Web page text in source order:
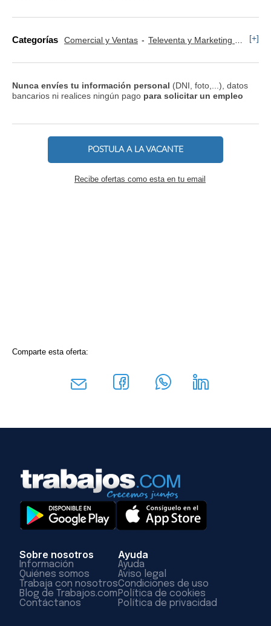
Categorías Comercial y Ventas Televenta y Marketing Telefónico [+]
Nunca envíes tu información personal (DNI, foto,...), datos
bancarios ni realices ningún pago para solicitar un empleo
POSTULA A LA VACANTE
Recibe ofertas como esta en tu email
Comparte esta oferta:
Sobre nosotros
Información
Quiénes somos
Trabaja con nosotros
Blog de Trabajos.com
Contáctanos
Ayuda
Ayuda
Aviso legal
Condiciones de uso
Política de cookies
Política de privacidad